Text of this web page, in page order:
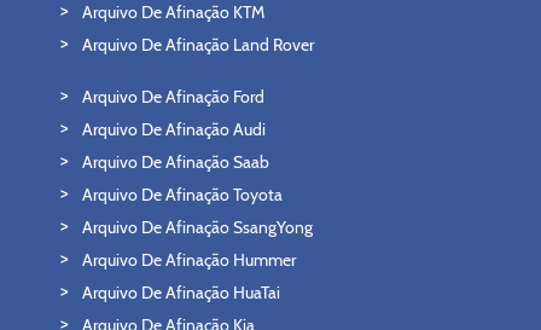
Arquivo De Afinação KTM
Arquivo De Afinação Land Rover
Arquivo De Afinação Ford
Arquivo De Afinação Audi
Arquivo De Afinação Saab
Arquivo De Afinação Toyota
Arquivo De Afinação SsangYong
Arquivo De Afinação Hummer
Arquivo De Afinação HuaTai
Arquivo De Afinação Kia